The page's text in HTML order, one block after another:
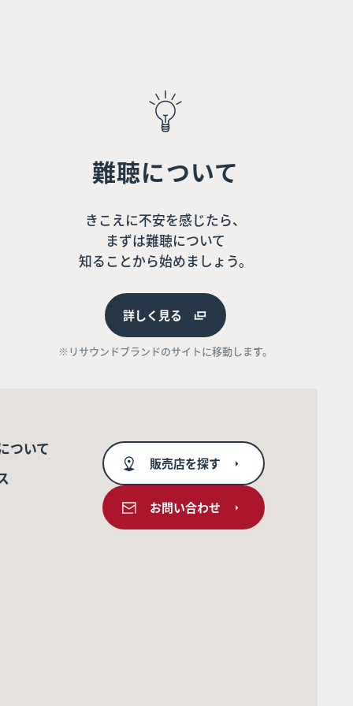
難聴について
きこえに不安を感じたら、
まずは難聴について
知ることから始めましょう。
詳しく見る
※リサウンドブランドのサイトに移動します。
ついて
販売店を探す
お問い合わせ